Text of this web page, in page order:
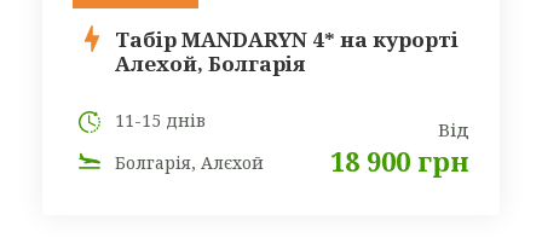
Табір MANDARYN 4* на курорті
Алехой, Болгарія
Від
18 900 грн
11-15 днів
Болгарія, Алєхой